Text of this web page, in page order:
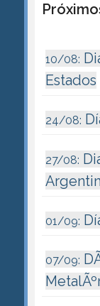
10/08:
Estados
24/08:
27/08:
01/09:
07/09: